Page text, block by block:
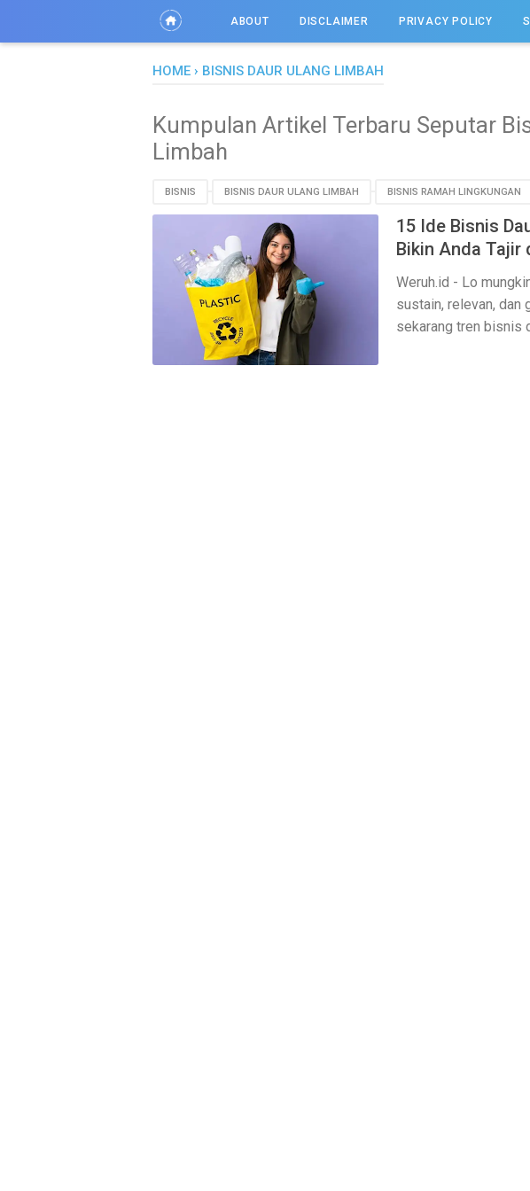
ABOUT DISCLAIMER PRIVACY POLICY
HOME › BISNIS DAUR ULANG LIMBAH
Kumpulan Artikel Terbaru Seputar
Limbah
BISNIS BISNIS DAUR ULANG LIMBAH BISNIS RAMAH LINGKUNGAN
15 Ide Bisnis
Bikin Anda Tajir
Weruh.id - Lo
sustain, relevan, dan
sekarang tren bisnis